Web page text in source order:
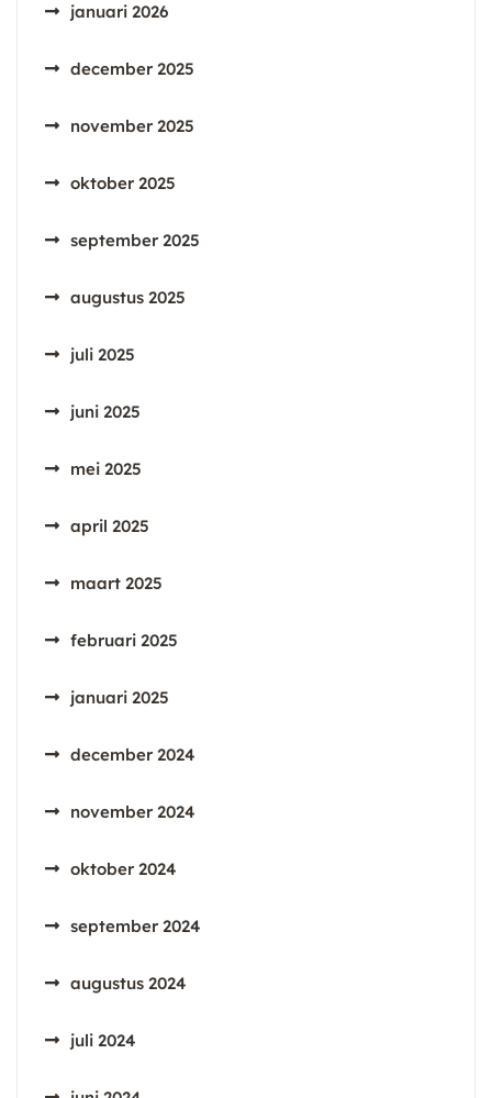
januari 2026
december 2025
november 2025
oktober 2025
september 2025
augustus 2025
juli 2025
juni 2025
mei 2025
april 2025
maart 2025
februari 2025
januari 2025
december 2024
november 2024
oktober 2024
september 2024
augustus 2024
juli 2024